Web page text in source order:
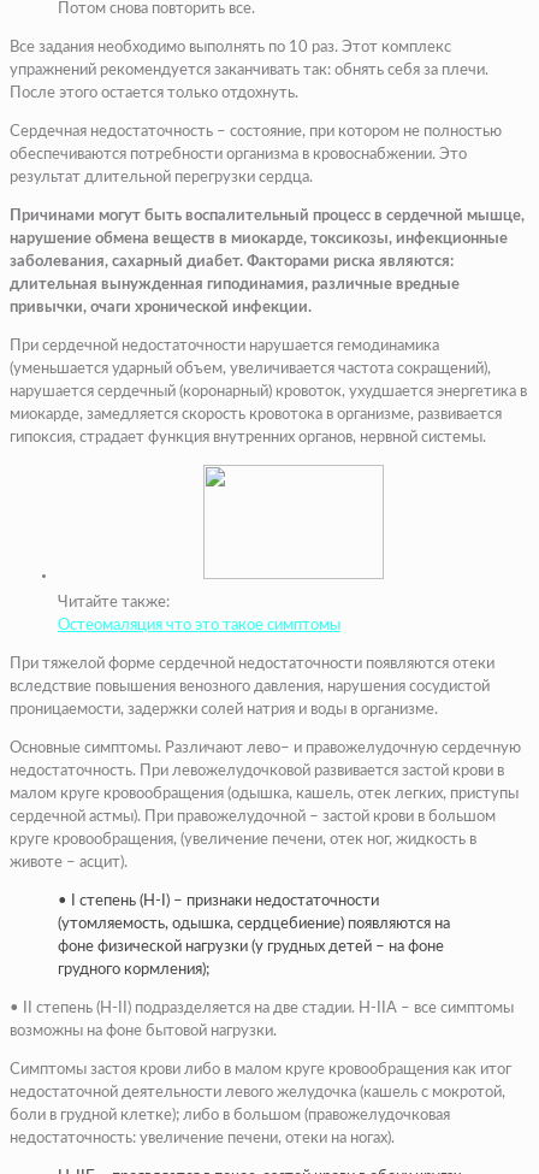
Потом снова повторить все.
Все задания необходимо выполнять по 10 раз. Этот комплекс
упражнений рекомендуется заканчивать так: обнять себя за плечи.
После этого остается только отдохнуть.
Сердечная недостаточность – состояние, при котором не полностью
обеспечиваются потребности организма в кровоснабжении. Это
результат длительной перегрузки сердца.
Причинами могут быть воспалительный процесс в сердечной мышце,
нарушение обмена веществ в миокарде, токсикозы, инфекционные
заболевания, сахарный диабет. Факторами риска являются:
длительная вынужденная гиподинамия, различные вредные
привычки, очаги хронической инфекции.
При сердечной недостаточности нарушается гемодинамика
(уменьшается ударный объем, увеличивается частота сокращений),
нарушается сердечный (коронарный) кровоток, ухудшается энергетика в
миокарде, замедляется скорость кровотока в организме, развивается
гипоксия, страдает функция внутренних органов, нервной системы.
Читайте также:
Остеомаляция что это такое симптомы
При тяжелой форме сердечной недостаточности появляются отеки
вследствие повышения венозного давления, нарушения сосудистой
проницаемости, задержки солей натрия и воды в организме.
Основные симптомы. Различают лево– и правожелудочную сердечную
недостаточность. При левожелудочковой развивается застой крови в
малом круге кровообращения (одышка, кашель, отек легких, приступы
сердечной астмы). При правожелудочной – застой крови в большом
круге кровообращения, (увеличение печени, отек ног, жидкость в
животе – асцит).
• I степень (Н-I) – признаки недостаточности
(утомляемость, одышка, сердцебиение) появляются на
фоне физической нагрузки (у грудных детей – на фоне
грудного кормления);
• II степень (Н-II) подразделяется на две стадии. Н-IIА – все симптомы
возможны на фоне бытовой нагрузки.
Симптомы застоя крови либо в малом круге кровообращения как итог
недостаточной деятельности левого желудочка (кашель с мокротой,
боли в грудной клетке); либо в большом (правожелудочковая
недостаточность: увеличение печени, отеки на ногах).